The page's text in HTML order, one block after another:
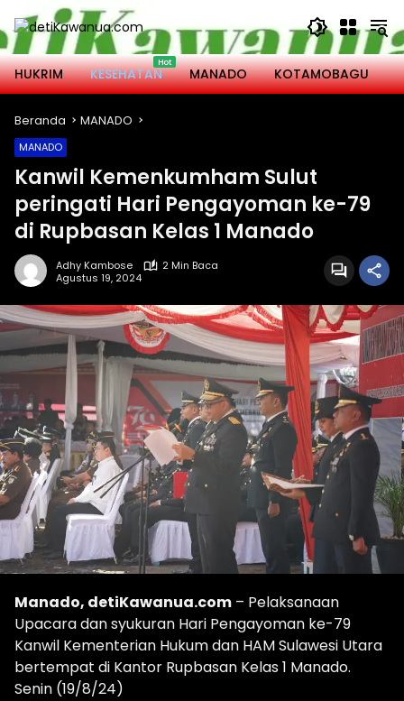
Langsung
ke
konten
HUKRIM
KESEHATAN MANADO KOTAMOBAGU
Beranda MANADO
MANADO
Kanwil Kemenkumham Sulut
peringati Hari Pengayoman ke-79
di Rupbasan Kelas 1 Manado
Adhy Kambose
2 Min Baca
Agustus 19, 2024
Manado, detiKawanua.com – Pelaksanaan
Upacara dan syukuran Hari Pengayoman ke-79
Kanwil Kementerian Hukum dan HAM Sulawesi Utara
bertempat di Kantor Rupbasan Kelas 1 Manado.
Senin (19/8/24)